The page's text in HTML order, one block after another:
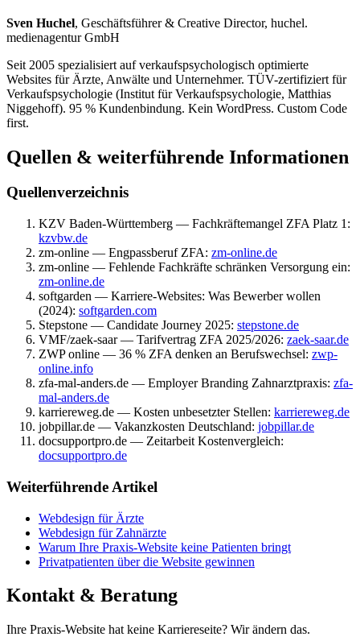
Sven Huchel, Geschäftsführer & Creative Director, huchel.
medienagentur GmbH
Seit 2005 spezialisiert auf verkaufspsychologisch optimierte
Websites für Ärzte, Anwälte und Unternehmer. TÜV-zertifiziert für
Verkaufspsychologie (Institut für Verkaufspsychologie, Matthias
Niggehoff). 95 % Kundenbindung. Kein WordPress. Custom Code
first.
Quellen & weiterführende Informationen
Quellenverzeichnis
KZV Baden-Württemberg — Fachkräftemangel ZFA Platz 1:
kzvbw.de
zm-online — Engpassberuf ZFA: zm-online.de
zm-online — Fehlende Fachkräfte schränken Versorgung ein:
zm-online.de
softgarden — Karriere-Websites: Was Bewerber wollen
(2024): softgarden.com
Stepstone — Candidate Journey 2025: stepstone.de
VMF/zaek-saar — Tarifvertrag ZFA 2025/2026: zaek-saar.de
ZWP online — 36 % ZFA denken an Berufswechsel: zwp-
online.info
zfa-mal-anders.de — Employer Branding Zahnarztpraxis: zfa-
mal-anders.de
karriereweg.de — Kosten unbesetzter Stellen: karriereweg.de
jobpillar.de — Vakanzkosten Deutschland: jobpillar.de
docsupportpro.de — Zeitarbeit Kostenvergleich:
docsupportpro.de
Weiterführende Artikel
Webdesign für Ärzte
Webdesign für Zahnärzte
Warum Ihre Praxis-Website keine Patienten bringt
Privatpatienten über die Website gewinnen
Kontakt & Beratung
Ihre Praxis-Website hat keine Karriereseite? Wir ändern das.